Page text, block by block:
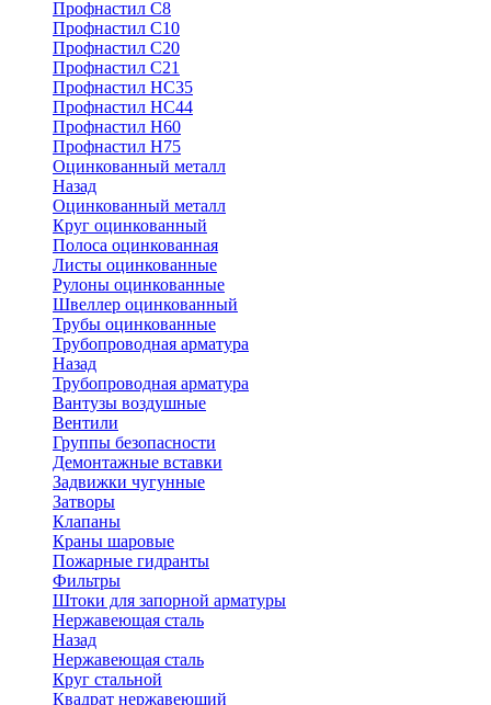
Профнастил С8
Профнастил С10
Профнастил С20
Профнастил С21
Профнастил НС35
Профнастил НС44
Профнастил Н60
Профнастил Н75
Оцинкованный металл
Назад
Оцинкованный металл
Круг оцинкованный
Полоса оцинкованная
Листы оцинкованные
Рулоны оцинкованные
Швеллер оцинкованный
Трубы оцинкованные
Трубопроводная арматура
Назад
Трубопроводная арматура
Вантузы воздушные
Вентили
Группы безопасности
Демонтажные вставки
Задвижки чугунные
Затворы
Клапаны
Краны шаровые
Пожарные гидранты
Фильтры
Штоки для запорной арматуры
Нержавеющая сталь
Назад
Нержавеющая сталь
Круг стальной
Квадрат нержавеющий